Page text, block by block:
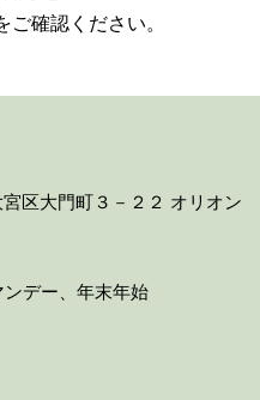
確認ください。
区大門町３－２２ オリオン
デー、年末年始